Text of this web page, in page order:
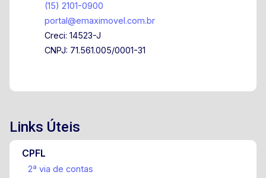
(15) 2101-0900
portal@emaximovel.com.br
Creci: 14523-J
CNPJ: 71.561.005/0001-31
Links Úteis
CPFL
2ª via de contas